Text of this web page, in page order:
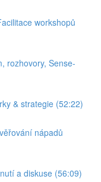
workshopů
rozhovory, Sense-
& strategie (52:22)
nápadů
a diskuse (56:09)